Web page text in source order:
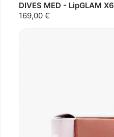
DIVES MED - LipGLAM X6
169,00 €